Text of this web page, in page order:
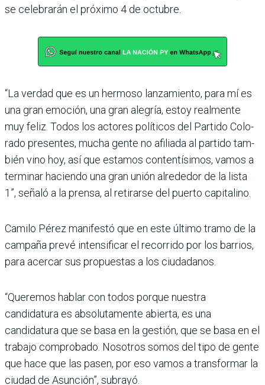
se celebrarán el próximo 4 de octubre.
“La verdad que es un her­moso lanzamiento, para mí es
una gran emoción, una gran alegría, estoy realmente
muy feliz. Todos los actores políticos del Partido Colo­
rado presentes, mucha gente no afiliada al partido tam­
bién vino hoy, así que esta­mos contentísimos, vamos a
terminar haciendo una gran unión alrededor de la lista
1”, señaló a la prensa, al reti­rarse del puerto capitalino.
Camilo Pérez manifestó que en este último tramo de la
campaña prevé intensificar el recorrido por los barrios,
para acercar sus propuestas a los ciudadanos.
“Queremos hablar con todos porque nuestra
candidatura es absolutamente abierta, es una
candidatura que se basa en la gestión, que se basa en el
trabajo compro­bado. Nosotros somos del tipo de gente
que hace que las pasen, por eso vamos a transformar la
ciudad de Asunción”, subrayó.